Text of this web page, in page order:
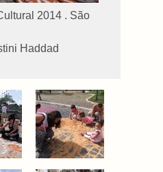
2014 . São
Haddad